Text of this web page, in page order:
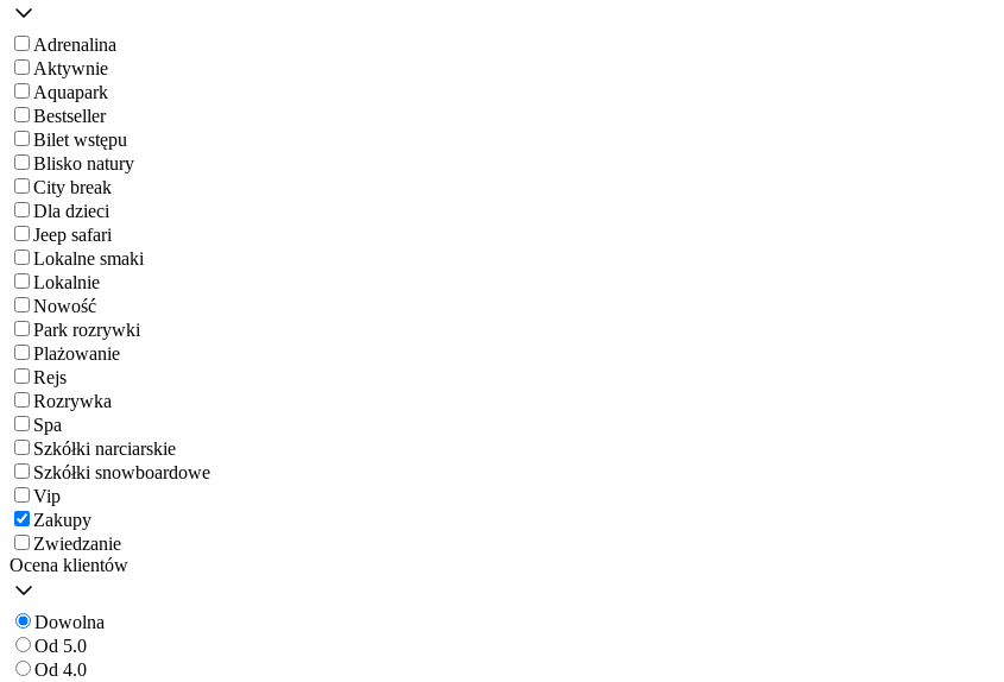
Adrenalina
Aktywnie
Aquapark
Bestseller
Bilet wstępu
Blisko natury
City break
Dla dzieci
Jeep safari
Lokalne smaki
Lokalnie
Nowość
Park rozrywki
Plażowanie
Rejs
Rozrywka
Spa
Szkółki narciarskie
Szkółki snowboardowe
Vip
Zakupy
Zwiedzanie
Ocena klientów
Dowolna
Od 5.0
Od 4.0